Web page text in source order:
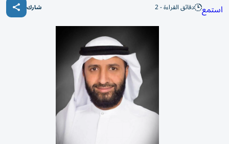
استمع دقائق القراءة - 2 شارك